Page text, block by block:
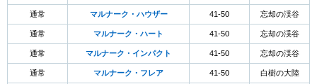
通常 マルナーク・ハウザー 41-50 忘却の渓谷
通常 マルナーク・ハート 41-50 忘却の渓谷
通常 マルナーク・インパクト 41-50 忘却の渓谷
通常 マルナーク・フレア 41-50 白樹の大陸